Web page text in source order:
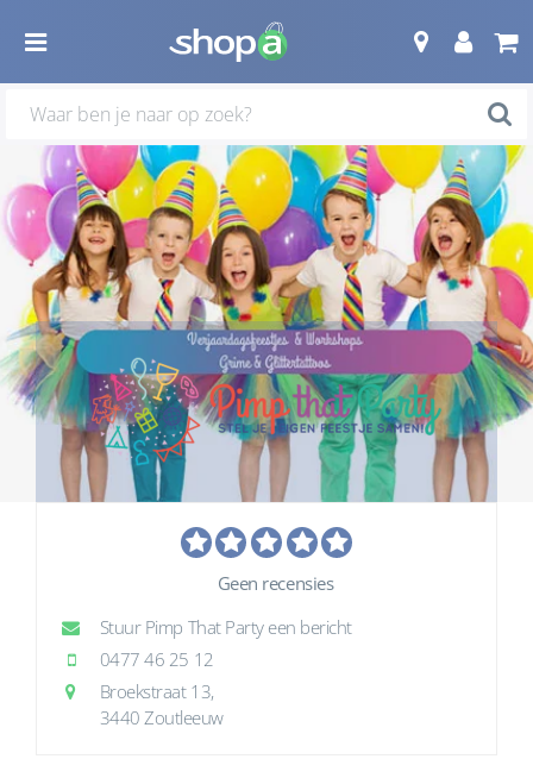
Geen recensies
Stuur Pimp That Party een bericht
0477 46 25 12
Broekstraat 13,
3440 Zoutleeuw